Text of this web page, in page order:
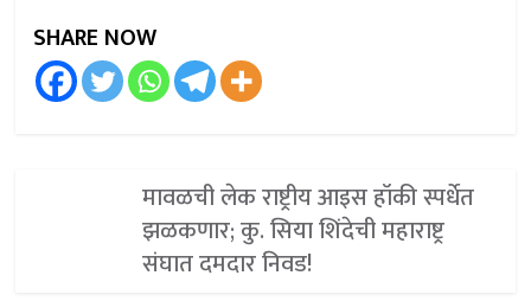
SHARE NOW
मावळची लेक राष्ट्रीय आइस हॉकी स्पर्धेत
झळकणार; कु. सिया शिंदेची महाराष्ट्र
संघात दमदार निवड!